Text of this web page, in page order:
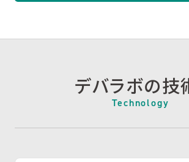
デバラボの技
Technology